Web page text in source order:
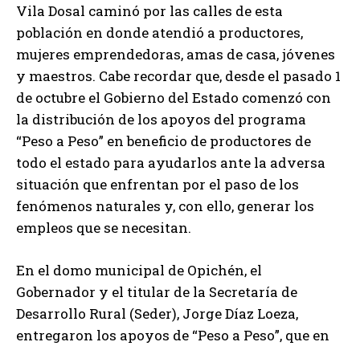
Vila Dosal caminó por las calles de esta
población en donde atendió a productores,
mujeres emprendedoras, amas de casa, jóvenes
y maestros. Cabe recordar que, desde el pasado 1
de octubre el Gobierno del Estado comenzó con
la distribución de los apoyos del programa
“Peso a Peso” en beneficio de productores de
todo el estado para ayudarlos ante la adversa
situación que enfrentan por el paso de los
fenómenos naturales y, con ello, generar los
empleos que se necesitan.
En el domo municipal de Opichén, el
Gobernador y el titular de la Secretaría de
Desarrollo Rural (Seder), Jorge Díaz Loeza,
entregaron los apoyos de “Peso a Peso”, que en